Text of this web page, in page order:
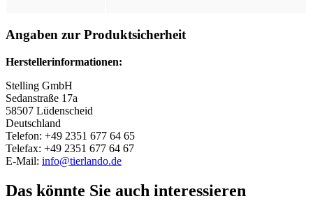
Angaben zur Produktsicherheit
Herstellerinformationen:
Stelling GmbH
Sedanstraße 17a
58507 Lüdenscheid
Deutschland
Telefon: +49 2351 677 64 65
Telefax: +49 2351 677 64 67
E-Mail: info@tierlando.de
Das könnte Sie auch interessieren